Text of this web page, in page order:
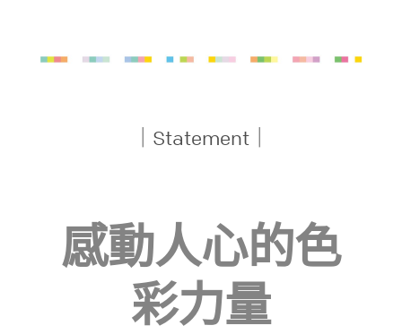
｜Statement｜
感動人心的色
彩力量